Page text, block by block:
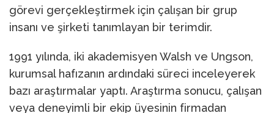
görevi gerçekleştirmek için çalışan bir grup
insanı ve şirketi tanımlayan bir terimdir.
1991 yılında, iki akademisyen Walsh ve Ungson,
kurumsal hafızanın ardındaki süreci inceleyerek
bazı araştırmalar yaptı. Araştırma sonucu, çalışan
veya deneyimli bir ekip üyesinin firmadan